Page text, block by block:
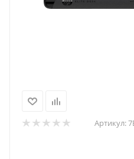
Артикул: